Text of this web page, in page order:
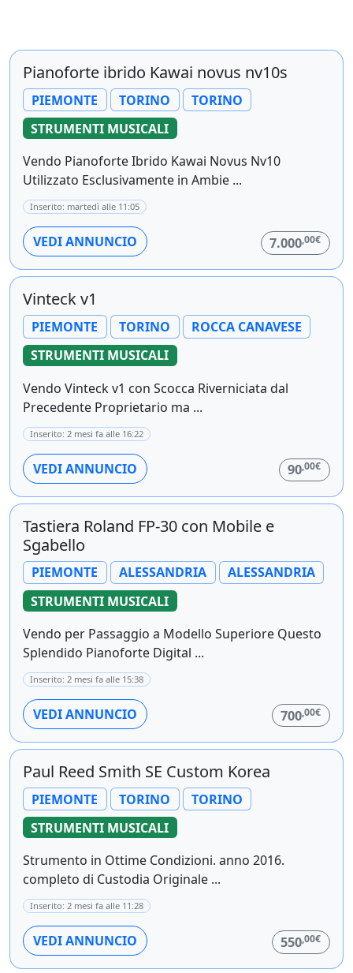
Pianoforte ibrido Kawai novus nv10s
PIEMONTE TORINO
TORINO
STRUMENTI MUSICALI
Vendo Pianoforte Ibrido Kawai Novus Nv10
Utilizzato Esclusivamente in Ambie ...
Inserito: martedì alle 11:05
VEDI ANNUNCIO 7.000,00€
Vinteck v1
PIEMONTE TORINO
ROCCA CANAVESE
STRUMENTI MUSICALI
Vendo Vinteck v1 con Scocca Riverniciata dal
Precedente Proprietario ma ...
Inserito: 2 mesi fa alle 16:22
VEDI ANNUNCIO 90,00€
Tastiera Roland FP-30 con Mobile e
Sgabello
PIEMONTE ALESSANDRIA
ALESSANDRIA
STRUMENTI MUSICALI
Vendo per Passaggio a Modello Superiore Questo
Splendido Pianoforte Digital ...
Inserito: 2 mesi fa alle 15:38
VEDI ANNUNCIO 700,00€
Paul Reed Smith SE Custom Korea
PIEMONTE TORINO
TORINO
STRUMENTI MUSICALI
Strumento in Ottime Condizioni. anno 2016.
completo di Custodia Originale ...
Inserito: 2 mesi fa alle 11:28
VEDI ANNUNCIO 550,00€